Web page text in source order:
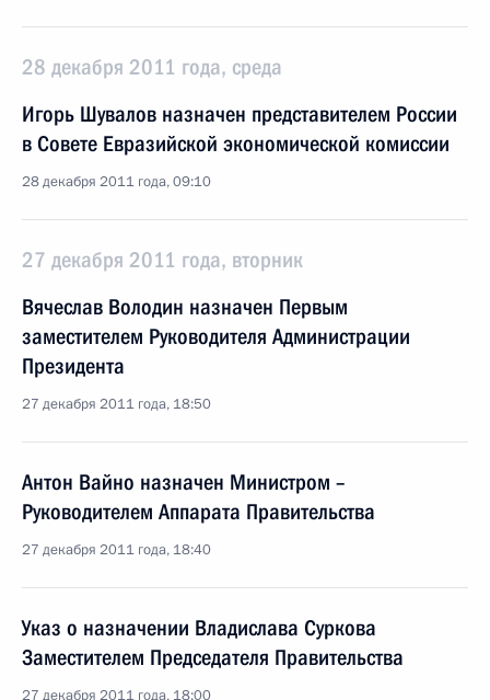
28 декабря 2011 года, среда
Игорь Шувалов назначен представителем России
в Совете Евразийской экономической комиссии
28 декабря 2011 года, 09:10
27 декабря 2011 года, вторник
Вячеслав Володин назначен Первым
заместителем Руководителя Администрации
Президента
27 декабря 2011 года, 18:50
Антон Вайно назначен Министром –
Руководителем Аппарата Правительства
27 декабря 2011 года, 18:40
Указ о назначении Владислава Суркова
Заместителем Председателя Правительства
27 декабря 2011 года, 18:00